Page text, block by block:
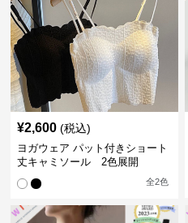
¥2,600 (税込)
ヨガウェア パット付きショート
丈キャミソール 2色展開
全2色